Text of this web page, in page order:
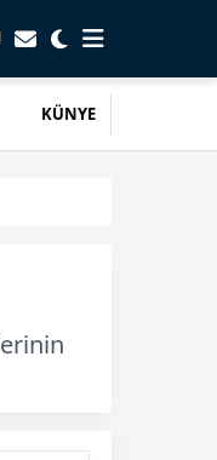
KÜNYE